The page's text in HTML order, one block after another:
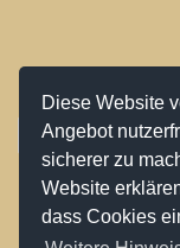
Diese Website
Angebot
sicherer zu
Website
dass Cookies
Erhalten Sie